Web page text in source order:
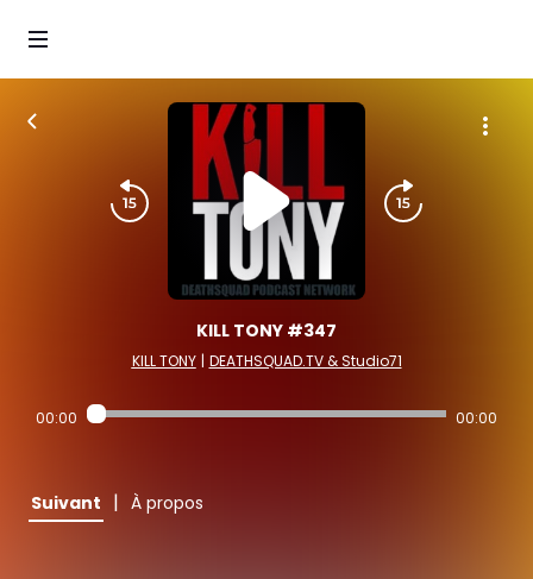
KILL TONY #347
KILL TONY | DEATHSQUAD.TV & Studio71
00:00 00:00
Suivant | À propos